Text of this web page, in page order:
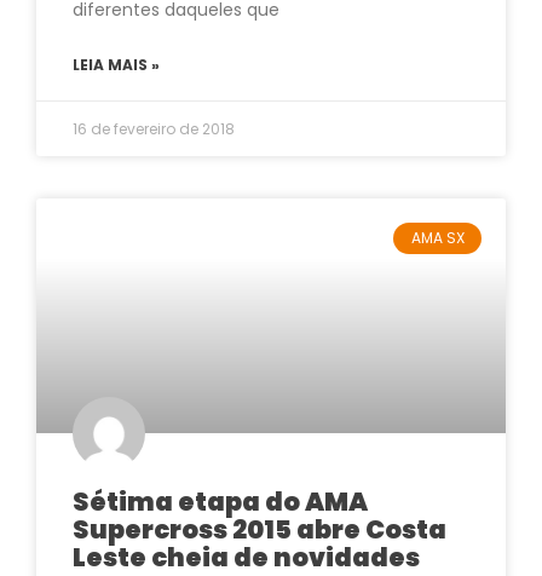
diferentes daqueles que
LEIA MAIS »
16 de fevereiro de 2018
AMA SX
Sétima etapa do AMA
Supercross 2015 abre Costa
Leste cheia de novidades